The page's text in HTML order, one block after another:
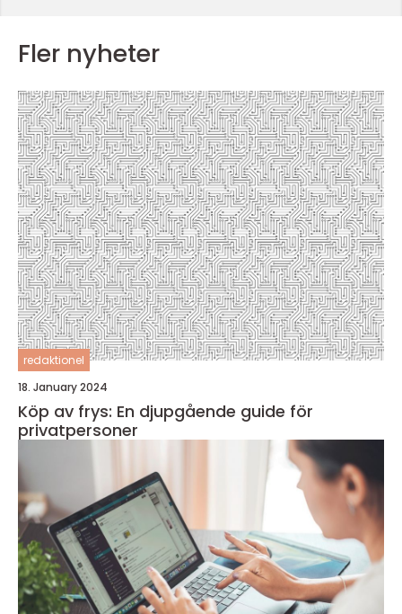
Fler nyheter
redaktionel
18. January 2024
Köp av frys: En djupgående guide för
privatpersoner